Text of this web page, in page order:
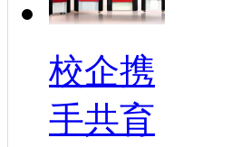
校企携
手共育